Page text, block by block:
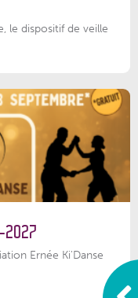
le dispositif de veille
2027
Ernée Ki'Danse